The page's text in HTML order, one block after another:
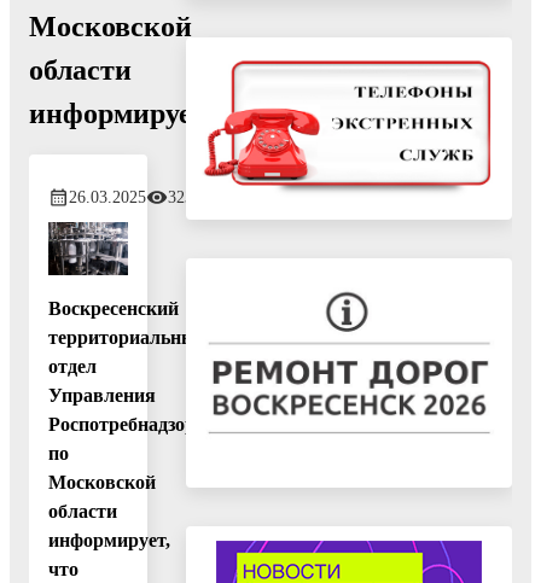
Московской
области
информирует
26.03.2025 323
Воскресенский
территориальный
отдел
Управления
Роспотребнадзора
по
Московской
области
информирует,
что